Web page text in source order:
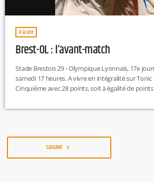
À la une
Brest-OL : l’avant-match
Stade Brestois 29 - Olympique Lyonnais, 17e
samedi 17 heures. A vivre en intégralité sur Tonic
Cinquième avec 28 points, soit à égalité de
qualifications pour la Ligue des Champions.
SUIVANT navigate_next